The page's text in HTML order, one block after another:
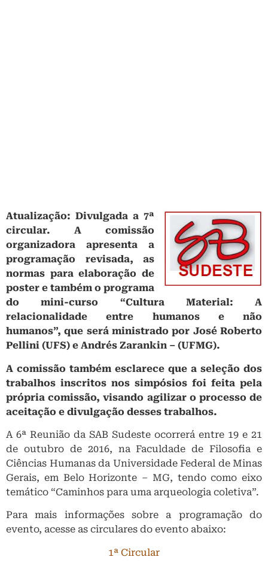
Atualização: Divulgada a 7ª
circular. A comissão
organizadora apresenta a
programação revisada, as
normas para elaboração de
poster e também o programa
do mini-curso “Cultura Material: A
relacionalidade entre humanos e não
humanos”, que será ministrado por José Roberto
Pellini (UFS) e Andrés Zarankin – (UFMG).
A comissão também esclarece que a seleção dos
trabalhos inscritos nos simpósios foi feita pela
própria comissão, visando agilizar o processo de
aceitação e divulgação desses trabalhos.
A 6ª Reunião da SAB Sudeste ocorrerá entre 19 e 21
de outubro de 2016, na Faculdade de Filosofia e
Ciências Humanas da Universidade Federal de Minas
Gerais, em Belo Horizonte – MG, tendo como eixo
temático “Caminhos para uma arqueologia coletiva”.
Para mais informações sobre a programação do
evento, acesse as circulares do evento abaixo:
1ª Circular